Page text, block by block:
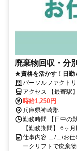
廃棄物回収・分
★資格を活かす！日勤
パーソルファクト
アクセス 【最寄駅
時給1,250円
兵庫県神崎郡
勤務時間 【日中の
【勤務期間】 6ヶ
仕事内容 ＿/＿/お
ークリフトで廃棄